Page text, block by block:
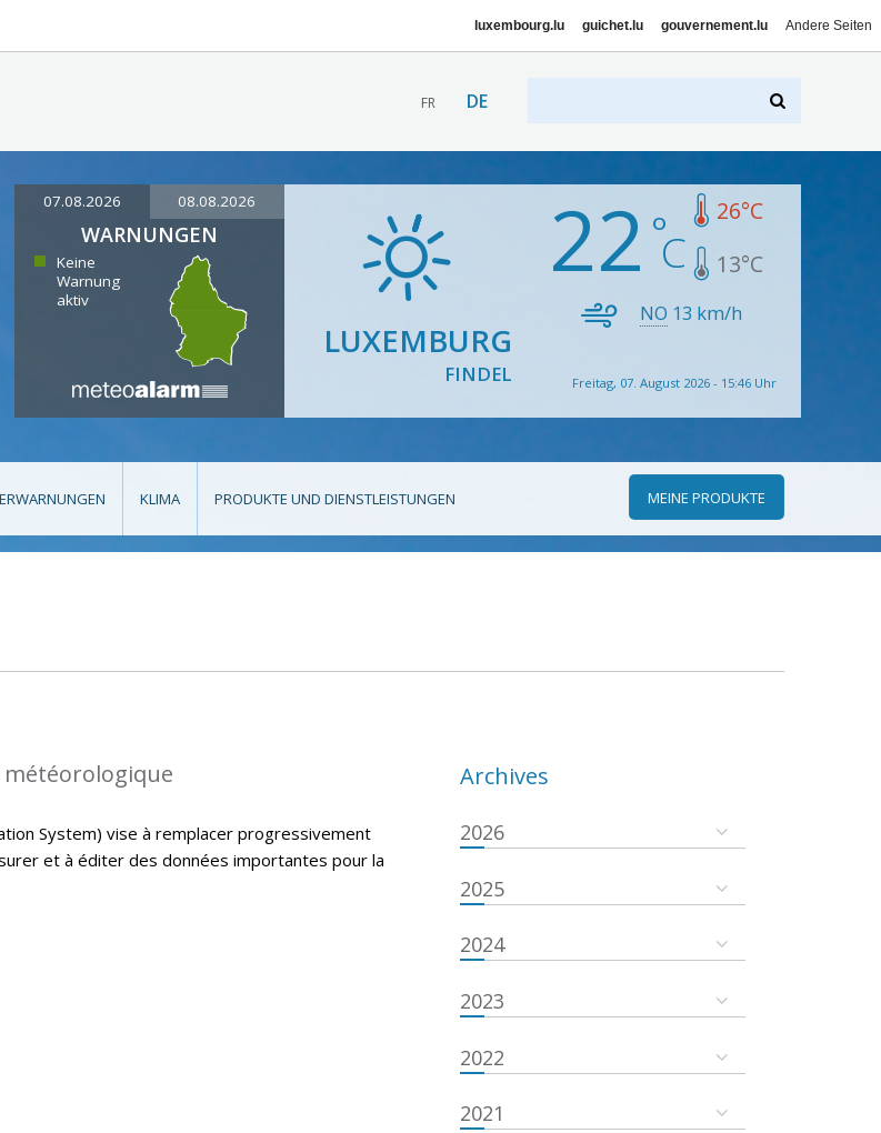
luxembourg.lu guichet.lu gouvernement.lu Andere Seiten
FR DE
07.08.2026 08.08.2026
WARNUNGEN
Keine
Warnung
aktiv
LUXEMBURG
FINDEL
22 26°C
13°C
NO 13 km/h
Freitag, 07. August 2026 - 15:46 Uhr
KLIMA PRODUKTE UND DIENSTLEISTUNGEN MEINE PRODUKTE
System) vise à remplacer progressivement
et à éditer des données importantes pour la
Archives
2026
2025
2024
2023
2022
2021